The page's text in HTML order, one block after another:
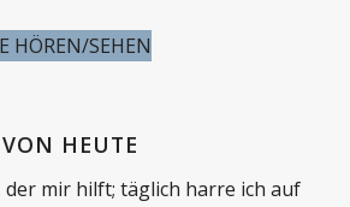
HÖREN/SEHEN
HEUTE
der mir hilft; täglich harre ich auf